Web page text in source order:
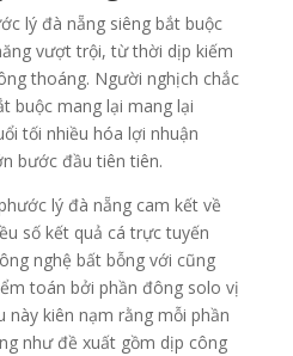
lý đà nẵng siêng bắt buộc
vượt trội, từ thời dịp kiếm
thoáng. Người nghịch chắc
buộc mang lại mang lại
tối nhiều hóa lợi nhuận
bước đầu tiên tiên.
lý đà nẵng cam kết về
số kết quả cá trực tuyến
nghệ bất bỗng với cũng
toán bởi phần đông solo vị
này kiên nạm rằng mỗi phần
như đề xuất gồm dịp công